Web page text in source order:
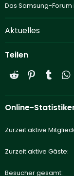
Das Samsung-Forum
Aktuelles
Teilen
Reddit Pinterest
Online-
Zurzeit aktive
Zurzeit aktive Gäste
Besucher gesamt